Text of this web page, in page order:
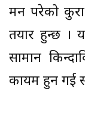
मन परेको कुरा
तयार हुन्छ ।
सामान
कायम हुन गई